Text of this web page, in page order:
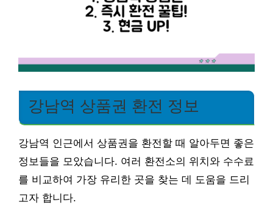
강남역 상품권 환전 정보
강남역 인근에서 상품권을 환전할 때 알아두면 좋은
정보들을 모았습니다. 여러 환전소의 위치와 수수료
를 비교하여 가장 유리한 곳을 찾는 데 도움을 드리
고자 합니다.